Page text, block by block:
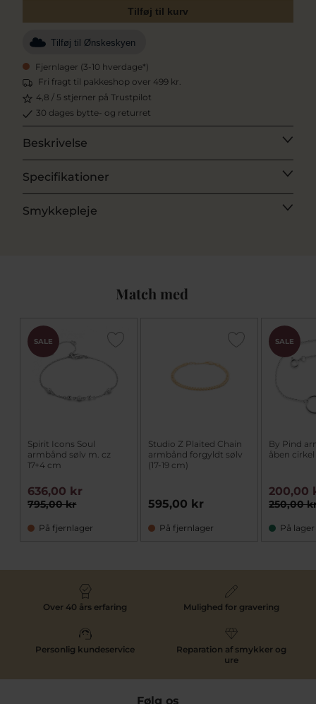
Tilføj til kurv
Tilføj til Ønskeskyen
Fjernlager (3-10 hverdage*)
Fri fragt til pakkeshop over 499 kr.
4,8 / 5 stjerner på Trustpilot
30 dages bytte- og returret
Beskrivelse
Specifikationer
Smykkepleje
Match med
SALE
Spirit Icons Soul
armbånd sølv m. cz
17+4 cm
795,00 kr
636,00 kr
På fjernlager
Studio Z Plaited Chain
armbånd forgyldt sølv
(17-19 cm)
595,00 kr
På fjernlager
SALE
By Pind
åben
250,00
200,00
På lager
Over 40 års erfaring Mulighed for gravering
Personlig kundeservice
Reparation af smykker og
ure
Følg os